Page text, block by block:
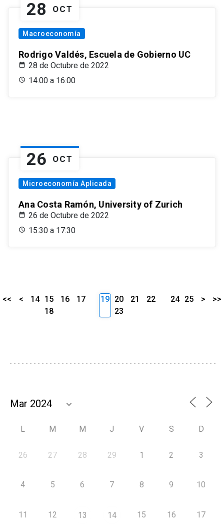
28 OCT
Macroeconomía
Rodrigo Valdés, Escuela de Gobierno UC
28 de Octubre de 2022
14:00 a 16:00
26 OCT
Microeconomía Aplicada
Ana Costa Ramón, University of Zurich
26 de Octubre de 2022
15:30 a 17:30
<< < 14 15 16
17
18
19 20 21
22
23
24 25 > >>
L M M J V S D
26 27 28 29 1 2 3
4 5 6 7 8 9 10
11 12 13 14 15 16 17